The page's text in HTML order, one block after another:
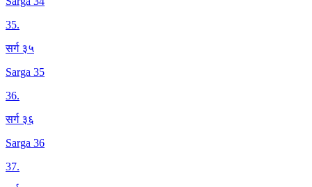
35.
सर्ग ३५
Sarga 35
36.
सर्ग ३६
Sarga 36
37.